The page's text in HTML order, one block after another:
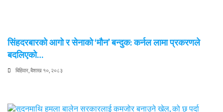
सिंहदरबारको आगो र सेनाको ‘मौन’ बन्दुक: कर्नल लामा प्रकरणले
बदलिएको…
बिहिवार, बैशाख १०, २०८३